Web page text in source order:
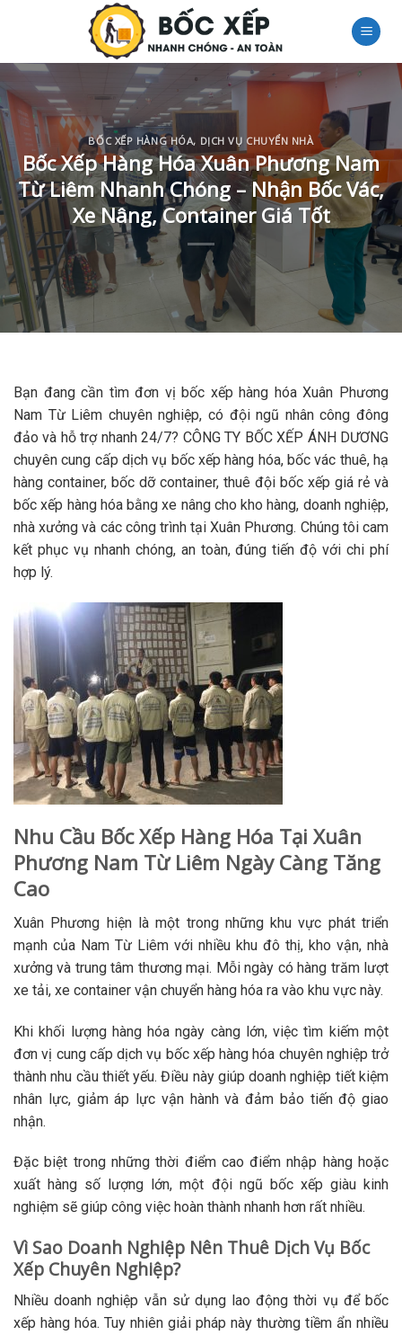
BỐC XẾP HÀNG HÓA, DỊCH VỤ CHUYỂN NHÀ
Bốc Xếp Hàng Hóa Xuân Phương Nam
Từ Liêm Nhanh Chóng – Nhận Bốc Vác,
Xe Nâng, Container Giá Tốt
Bạn đang cần tìm đơn vị bốc xếp hàng hóa Xuân Phương
Nam Từ Liêm chuyên nghiệp, có đội ngũ nhân công đông
đảo và hỗ trợ nhanh 24/7? CÔNG TY BỐC XẾP ÁNH DƯƠNG
chuyên cung cấp dịch vụ bốc xếp hàng hóa, bốc vác thuê, hạ
hàng container, bốc dỡ container, thuê đội bốc xếp giá rẻ và
bốc xếp hàng hóa bằng xe nâng cho kho hàng, doanh nghiệp,
nhà xưởng và các công trình tại Xuân Phương. Chúng tôi cam
kết phục vụ nhanh chóng, an toàn, đúng tiến độ với chi phí
hợp lý.
Nhu Cầu Bốc Xếp Hàng Hóa Tại Xuân
Phương Nam Từ Liêm Ngày Càng Tăng
Cao
Xuân Phương hiện là một trong những khu vực phát triển
mạnh của Nam Từ Liêm với nhiều khu đô thị, kho vận, nhà
xưởng và trung tâm thương mại. Mỗi ngày có hàng trăm lượt
xe tải, xe container vận chuyển hàng hóa ra vào khu vực này.
Khi khối lượng hàng hóa ngày càng lớn, việc tìm kiếm một
đơn vị cung cấp dịch vụ bốc xếp hàng hóa chuyên nghiệp trở
thành nhu cầu thiết yếu. Điều này giúp doanh nghiệp tiết kiệm
nhân lực, giảm áp lực vận hành và đảm bảo tiến độ giao
nhận.
Đặc biệt trong những thời điểm cao điểm nhập hàng hoặc
xuất hàng số lượng lớn, một đội ngũ bốc xếp giàu kinh
nghiệm sẽ giúp công việc hoàn thành nhanh hơn rất nhiều.
Vì Sao Doanh Nghiệp Nên Thuê Dịch Vụ Bốc
Xếp Chuyên Nghiệp?
Nhiều doanh nghiệp vẫn sử dụng lao động thời vụ để bốc
xếp hàng hóa. Tuy nhiên giải pháp này thường tiềm ẩn nhiều